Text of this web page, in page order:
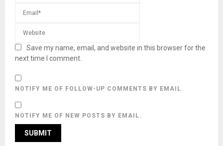
Save my name, email, and website in this browser for the
next time I comment.
NOTIFY ME OF FOLLOW-UP COMMENTS BY EMAIL.
NOTIFY ME OF NEW POSTS BY EMAIL.